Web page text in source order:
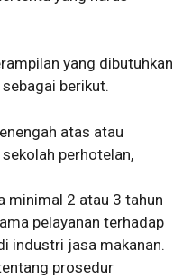
yang dibutuhkan
berikut.
atas atau
perhotelan,
minimal 2 atau 3 tahun
pelayanan terhadap
industri jasa makanan.
prosedur